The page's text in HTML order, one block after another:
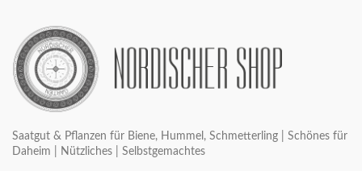
Saatgut & Pflanzen für Biene, Hummel, Schmetterling | Schönes für
Daheim | Nützliches | Selbstgemachtes